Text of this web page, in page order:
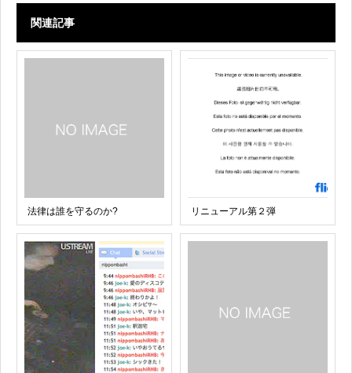
関連記事
法律は誰を守るのか? リニューアル第２弾